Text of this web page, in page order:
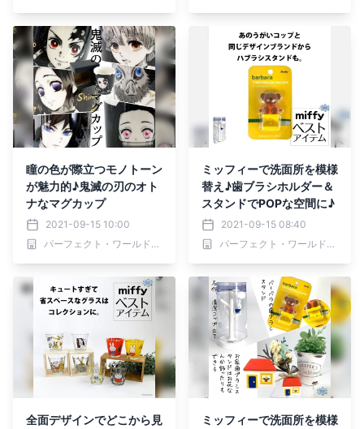
瞳の色が際立つモノトーン
が魅力的♪鬼滅の刃のオト
ナなマグカップ
2021-09-15 10:00
パーフェクト・ワールド株式会社
ミッフィーで洗面所を模様
替え♪歯ブラシホルダー＆
スタンドでPOPな空間に♪
2021-09-15 08:40
パーフェクト・ワールド株式会社
全面デザインでどこから見
ミッフィーで洗面所を模様